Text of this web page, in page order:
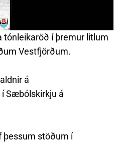
í þremur litlum
Vestfjörðum.
á
Sæbólskirkju á
þessum stöðum í